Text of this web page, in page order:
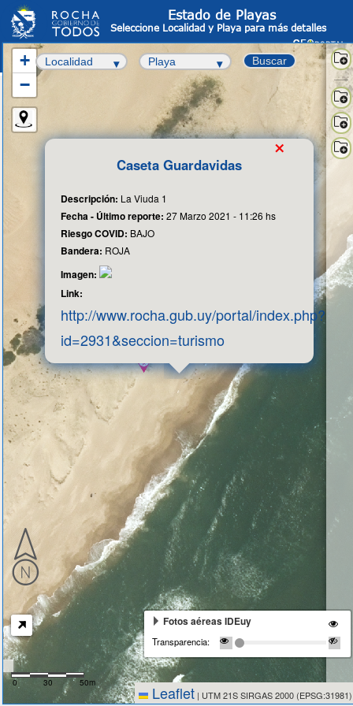
Estado de Playas
Seleccione Localidad y Playa para más detalles
Buscar
Caseta Guardavidas
Descripción: La Viuda 1
Fecha - Último reporte:27 Marzo 2021 - 11:26 hs
Riesgo COVID: BAJO
Bandera: ROJA
Imagen:
Link:
http://www.rocha.gub.uy/portal/index.php?
id=2931&seccion=turismo
×
+
−
-
0 30 50m
Fotos aéreas IDEuy
Transparencia:
Leaflet | UTM 21S SIRGAS 2000 (EPSG:31981)